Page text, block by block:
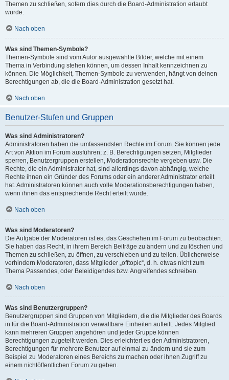
Themen zu schließen, sofern dies durch die Board-Administration erlaubt
wurde.
Nach oben
Was sind Themen-Symbole?
Themen-Symbole sind vom Autor ausgewählte Bilder, welche mit einem
Thema in Verbindung stehen können, um dessen Inhalt kennzeichnen zu
können. Die Möglichkeit, Themen-Symbole zu verwenden, hängt von deinen
Berechtigungen ab, die die Board-Administration gesetzt hat.
Nach oben
Benutzer-Stufen und Gruppen
Was sind Administratoren?
Administratoren haben die umfassendsten Rechte im Forum. Sie können jede
Art von Aktion im Forum ausführen; z. B. Berechtigungen setzen, Mitglieder
sperren, Benutzergruppen erstellen, Moderationsrechte vergeben usw. Die
Rechte, die ein Administrator hat, sind allerdings davon abhängig, welche
Rechte ihnen ein Gründer des Forums oder ein anderer Administrator erteilt
hat. Administratoren können auch volle Moderationsberechtigungen haben,
wenn ihnen das entsprechende Recht erteilt wurde.
Nach oben
Was sind Moderatoren?
Die Aufgabe der Moderatoren ist es, das Geschehen im Forum zu beobachten.
Sie haben das Recht, in ihrem Bereich Beiträge zu ändern und zu löschen und
Themen zu schließen, zu öffnen, zu verschieben und zu teilen. Üblicherweise
verhindern Moderatoren, dass Mitglieder „offtopic“, d. h. etwas nicht zum
Thema Passendes, oder Beleidigendes bzw. Angreifendes schreiben.
Nach oben
Was sind Benutzergruppen?
Benutzergruppen sind Gruppen von Mitgliedern, die die Mitglieder des Boards
in für die Board-Administration verwaltbare Einheiten aufteilt. Jedes Mitglied
kann mehreren Gruppen angehören und jeder Gruppe können
Berechtigungen zugeteilt werden. Dies erleichtert es den Administratoren,
Berechtigungen für mehrere Benutzer auf einmal zu ändern und sie zum
Beispiel zu Moderatoren eines Bereichs zu machen oder ihnen Zugriff zu
einem nichtöffentlichen Forum zu geben.